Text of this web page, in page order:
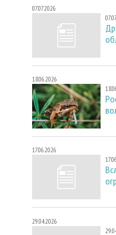
07.07.2026
18.06.2026
17.06.2026
29.04.2026